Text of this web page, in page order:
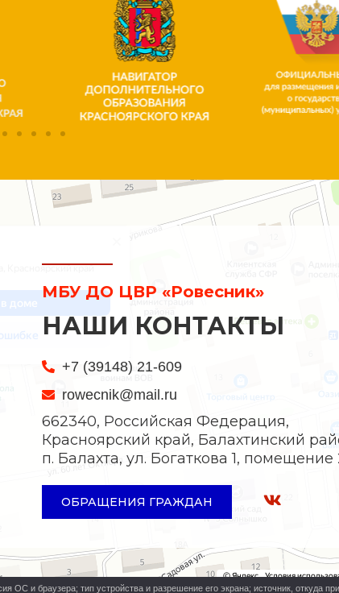
МБУ ДО ЦВР «Ровесник»
НАШИ КОНТАКТЫ
+7 (39148) 21-609
rowecnik@mail.ru
662340, Российская Федерация,
Красноярский край, Балахтинский
п. Балахта, ул. Богаткова 1, помещение
ОБРАЩЕНИЯ ГРАЖДАН
и браузера; тип устройства и разрешение его экрана; источник, откуда